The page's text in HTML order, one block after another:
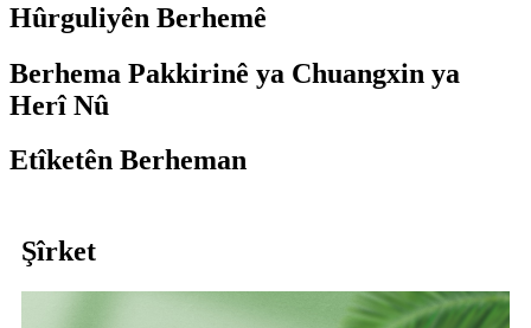
Hûrguliyên Berhemê
Berhema Pakkirinê ya Chuangxin ya
Herî Nû
Etîketên Berheman
Şîrket